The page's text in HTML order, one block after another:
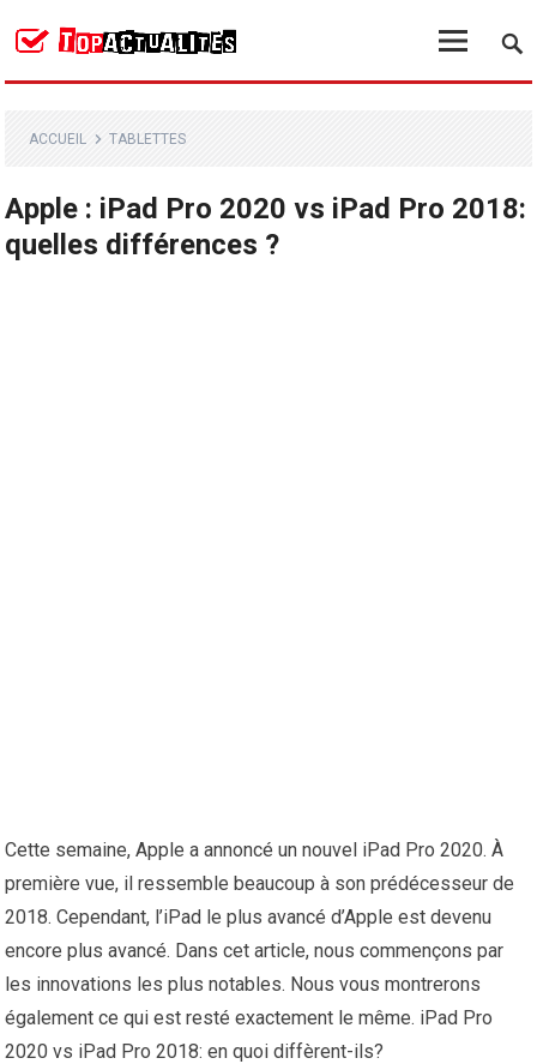
ACCUEIL TABLETTES
Apple : iPad Pro 2020 vs iPad Pro 2018:
quelles différences ?
Cette semaine, Apple a annoncé un nouvel iPad Pro 2020. À
première vue, il ressemble beaucoup à son prédécesseur de
2018. Cependant, l’iPad le plus avancé d’Apple est devenu
encore plus avancé. Dans cet article, nous commençons par
les innovations les plus notables. Nous vous montrerons
également ce qui est resté exactement le même. iPad Pro
2020 vs iPad Pro 2018: en quoi diffèrent-ils?